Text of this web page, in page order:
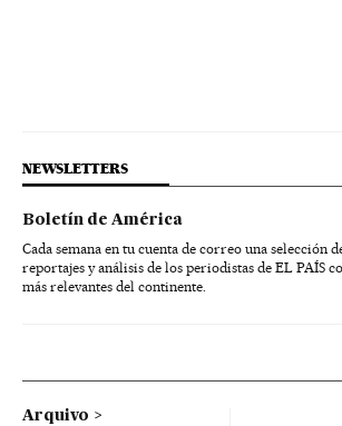
NEWSLETTERS
Boletín de América
Cada semana en tu cuenta de correo una selección
reportajes y análisis de los periodistas de EL PAÍS
más relevantes del continente.
Arquivo